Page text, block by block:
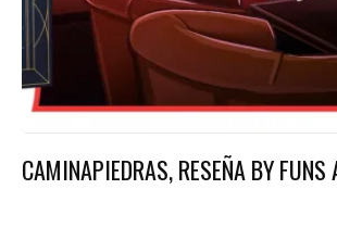
CAMINAPIEDRAS, RESEÑA BY FUNS